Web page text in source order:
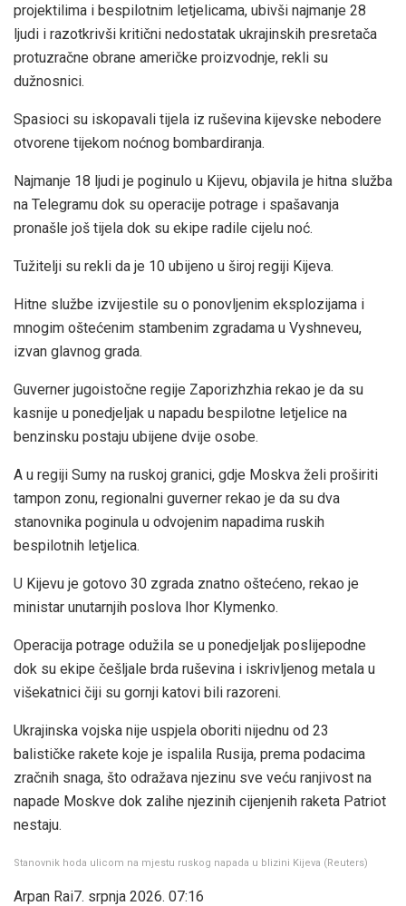
projektilima i bespilotnim letjelicama, ubivši najmanje 28
ljudi i razotkrivši kritični nedostatak ukrajinskih presretača
protuzračne obrane američke proizvodnje, rekli su
dužnosnici.
Spasioci su iskopavali tijela iz ruševina kijevske nebodere
otvorene tijekom noćnog bombardiranja.
Najmanje 18 ljudi je poginulo u Kijevu, objavila je hitna služba
na Telegramu dok su operacije potrage i spašavanja
pronašle još tijela dok su ekipe radile cijelu noć.
Tužitelji su rekli da je 10 ubijeno u široj regiji Kijeva.
Hitne službe izvijestile su o ponovljenim eksplozijama i
mnogim oštećenim stambenim zgradama u Vyshneveu,
izvan glavnog grada.
Guverner jugoistočne regije Zaporizhzhia rekao je da su
kasnije u ponedjeljak u napadu bespilotne letjelice na
benzinsku postaju ubijene dvije osobe.
A u regiji Sumy na ruskoj granici, gdje Moskva želi proširiti
tampon zonu, regionalni guverner rekao je da su dva
stanovnika poginula u odvojenim napadima ruskih
bespilotnih letjelica.
U Kijevu je gotovo 30 zgrada znatno oštećeno, rekao je
ministar unutarnjih poslova Ihor Klymenko.
Operacija potrage odužila se u ponedjeljak poslijepodne
dok su ekipe češljale brda ruševina i iskrivljenog metala u
višekatnici čiji su gornji katovi bili razoreni.
Ukrajinska vojska nije uspjela oboriti nijednu od 23
balističke rakete koje je ispalila Rusija, prema podacima
zračnih snaga, što odražava njezinu sve veću ranjivost na
napade Moskve dok zalihe njezinih cijenjenih raketa Patriot
nestaju.
Stanovnik hoda ulicom na mjestu ruskog napada u blizini Kijeva (Reuters)
Arpan Rai7. srpnja 2026. 07:16